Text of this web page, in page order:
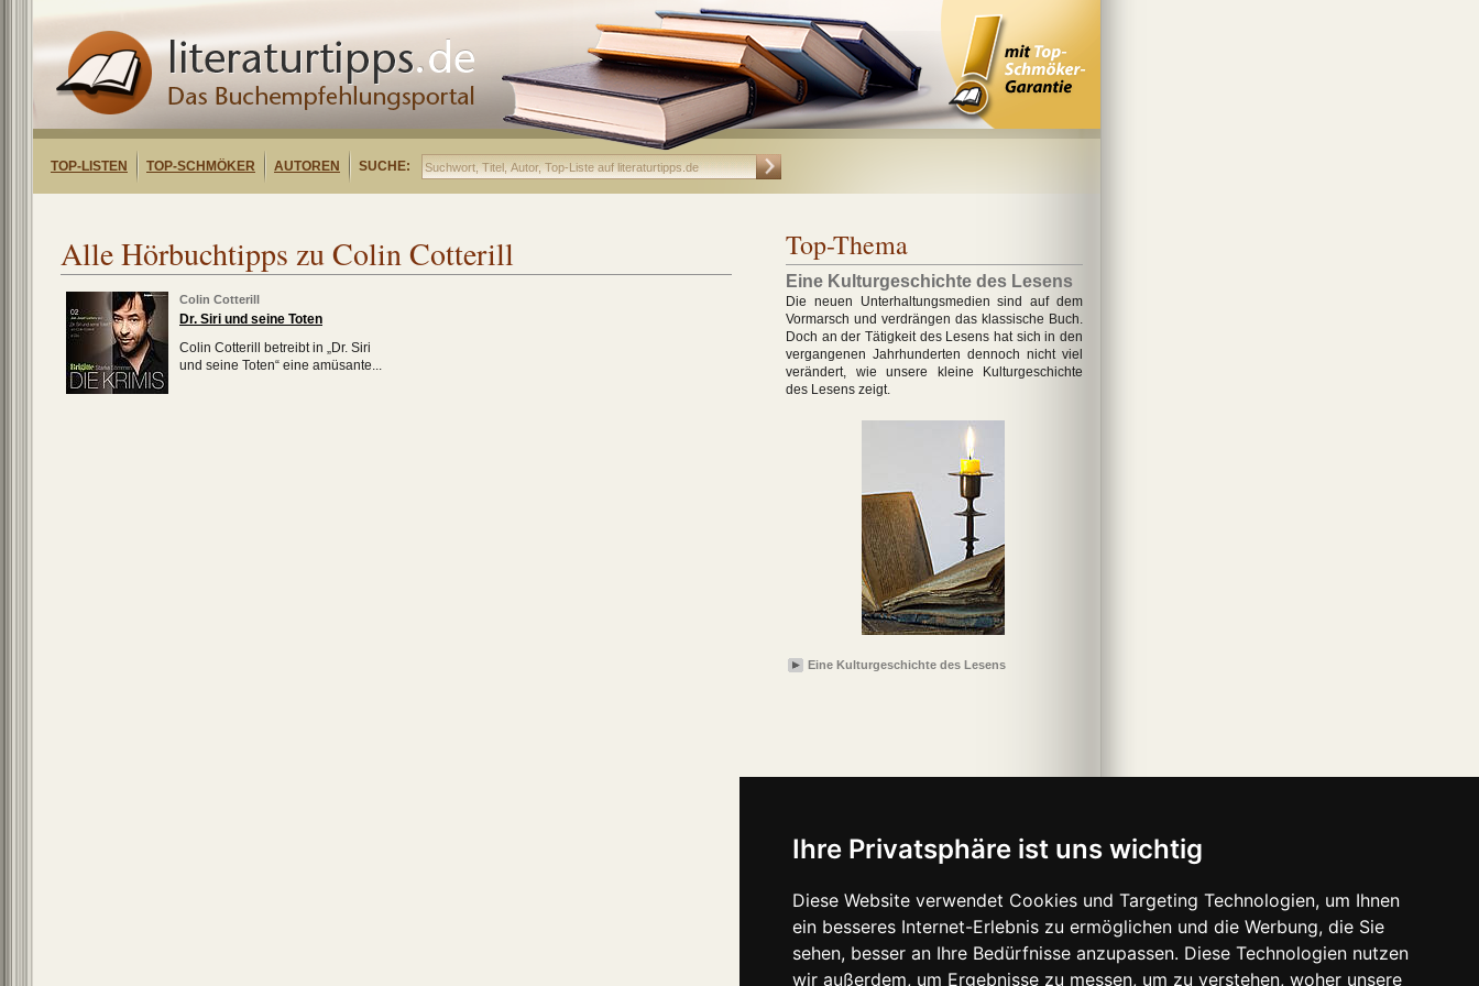
Ihre Privatsphäre ist uns wichtig
Diese Website verwendet Cookies und Targeting Technologien, um Ihnen
ein besseres Internet-Erlebnis zu ermöglichen und die Werbung, die Sie
sehen, besser an Ihre Bedürfnisse anzupassen. Diese Technologien nutzen
wir außerdem, um Ergebnisse zu messen, um zu verstehen, woher unsere
TOP-LISTEN TOP-SCHMÖKER AUTOREN SUCHE:
Alle Hörbuchtipps zu Colin Cotterill
Colin Cotterill
Dr. Siri und seine Toten
Colin Cotterill betreibt in „Dr. Siri
und seine Toten“ eine amüsante...
Top-Thema
Eine Kulturgeschichte des Lesens
Die neuen Unterhaltungsmedien sind auf dem
Vormarsch und verdrängen das klassische Buch.
Doch an der Tätigkeit des Lesens hat sich in den
vergangenen Jahrhunderten dennoch nicht viel
verändert, wie unsere kleine Kulturgeschichte
des Lesens zeigt.
Eine Kulturgeschichte des Lesens